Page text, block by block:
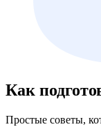
Как
Простые советы,